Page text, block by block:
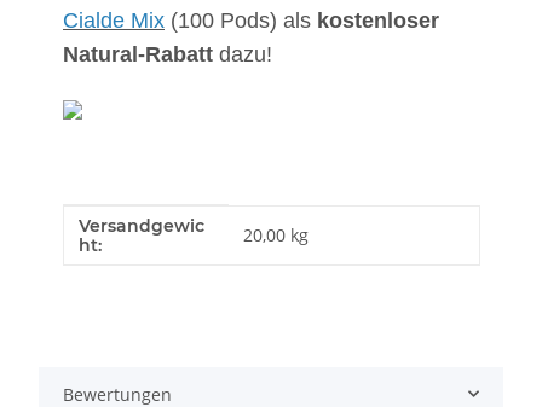
Cialde Mix (100 Pods) als kostenloser
Natural-Rabatt dazu!
Produkteigenschaft
Wert
Versandgewic
ht:
20,00 kg
Bewertungen